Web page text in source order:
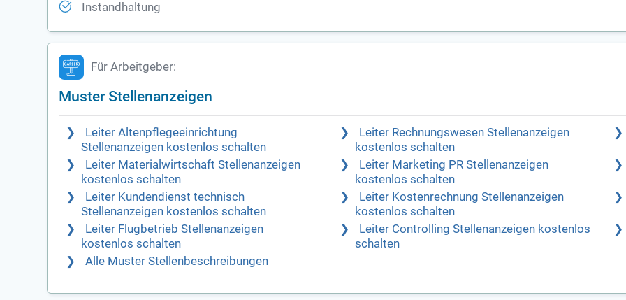
Instandhaltung
Für Arbeitgeber:
Muster Stellenanzeigen
Leiter Altenpflegeeinrichtung
Stellenanzeigen kostenlos schalten
Leiter Rechnungswesen Stellenanzeigen
kostenlos schalten
Leiter Materialwirtschaft Stellenanzeigen
kostenlos schalten
Leiter Marketing PR Stellenanzeigen
kostenlos schalten
Leiter Kundendienst technisch
Stellenanzeigen kostenlos schalten
Leiter Kostenrechnung Stellenanzeigen
kostenlos schalten
Leiter Flugbetrieb Stellenanzeigen
kostenlos schalten
Leiter Controlling Stellenanzeigen kostenlos
schalten
Alle Muster Stellenbeschreibungen